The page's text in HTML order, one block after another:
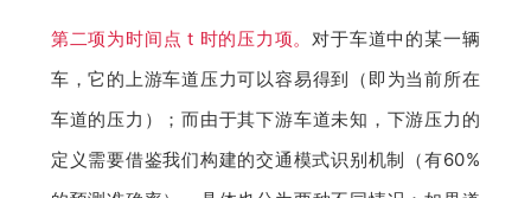
第二项为时间点 t 时的压力项。对于车道中的某一辆
车，它的上游车道压力可以容易得到（即为当前所在
车道的压力）；而由于其下游车道未知，下游压力的
定义需要借鉴我们构建的交通模式识别机制（有60%